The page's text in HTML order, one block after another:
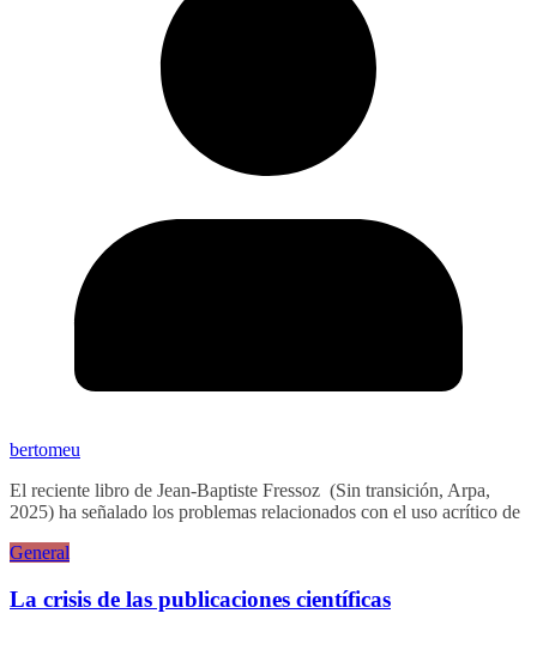
bertomeu
El reciente libro de Jean-Baptiste Fressoz (Sin transición, Arpa,
2025) ha señalado los problemas relacionados con el uso acrítico de
General
La crisis de las publicaciones científicas